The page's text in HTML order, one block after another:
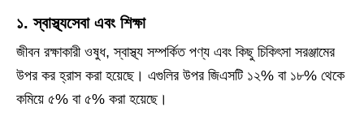
১. স্বাস্থ্যসেবা এবং শিক্ষা
জীবন রক্ষাকারী ওষুধ, স্বাস্থ্য সম্পর্কিত পণ্য এবং কিছু চিকিৎসা সরঞ্জামের
উপর কর হ্রাস করা হয়েছে। এগুলির উপর জিএসটি ১২% বা ১৮% থেকে
কমিয়ে ৫% বা ৫% করা হয়েছে।